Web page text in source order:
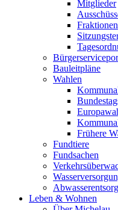
Mitglieder
Fraktionen
Bauleitpläne
Wahlen
Frühere
Fundtiere
Fundsachen
Leben & Wohnen